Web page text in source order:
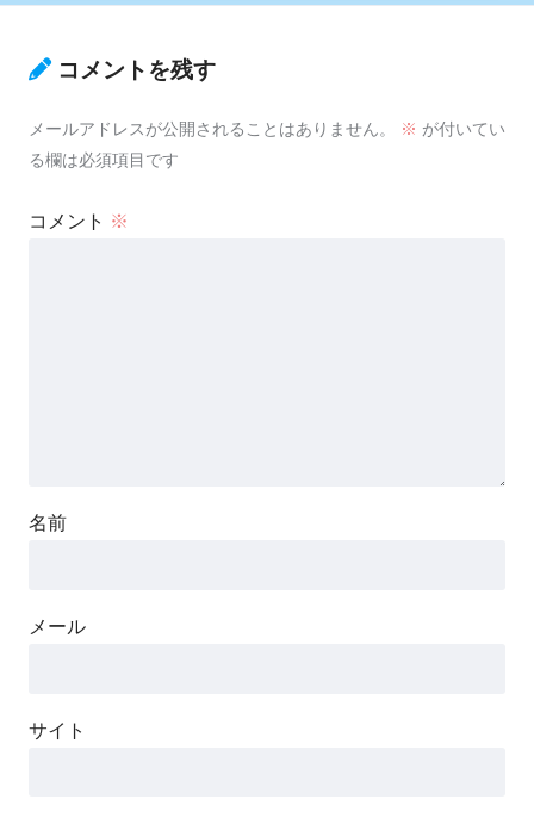
コメントを残す
メールアドレスが公開されることはありません。 ※ が付いてい
る欄は必須項目です
コメント ※
名前
メール
サイト